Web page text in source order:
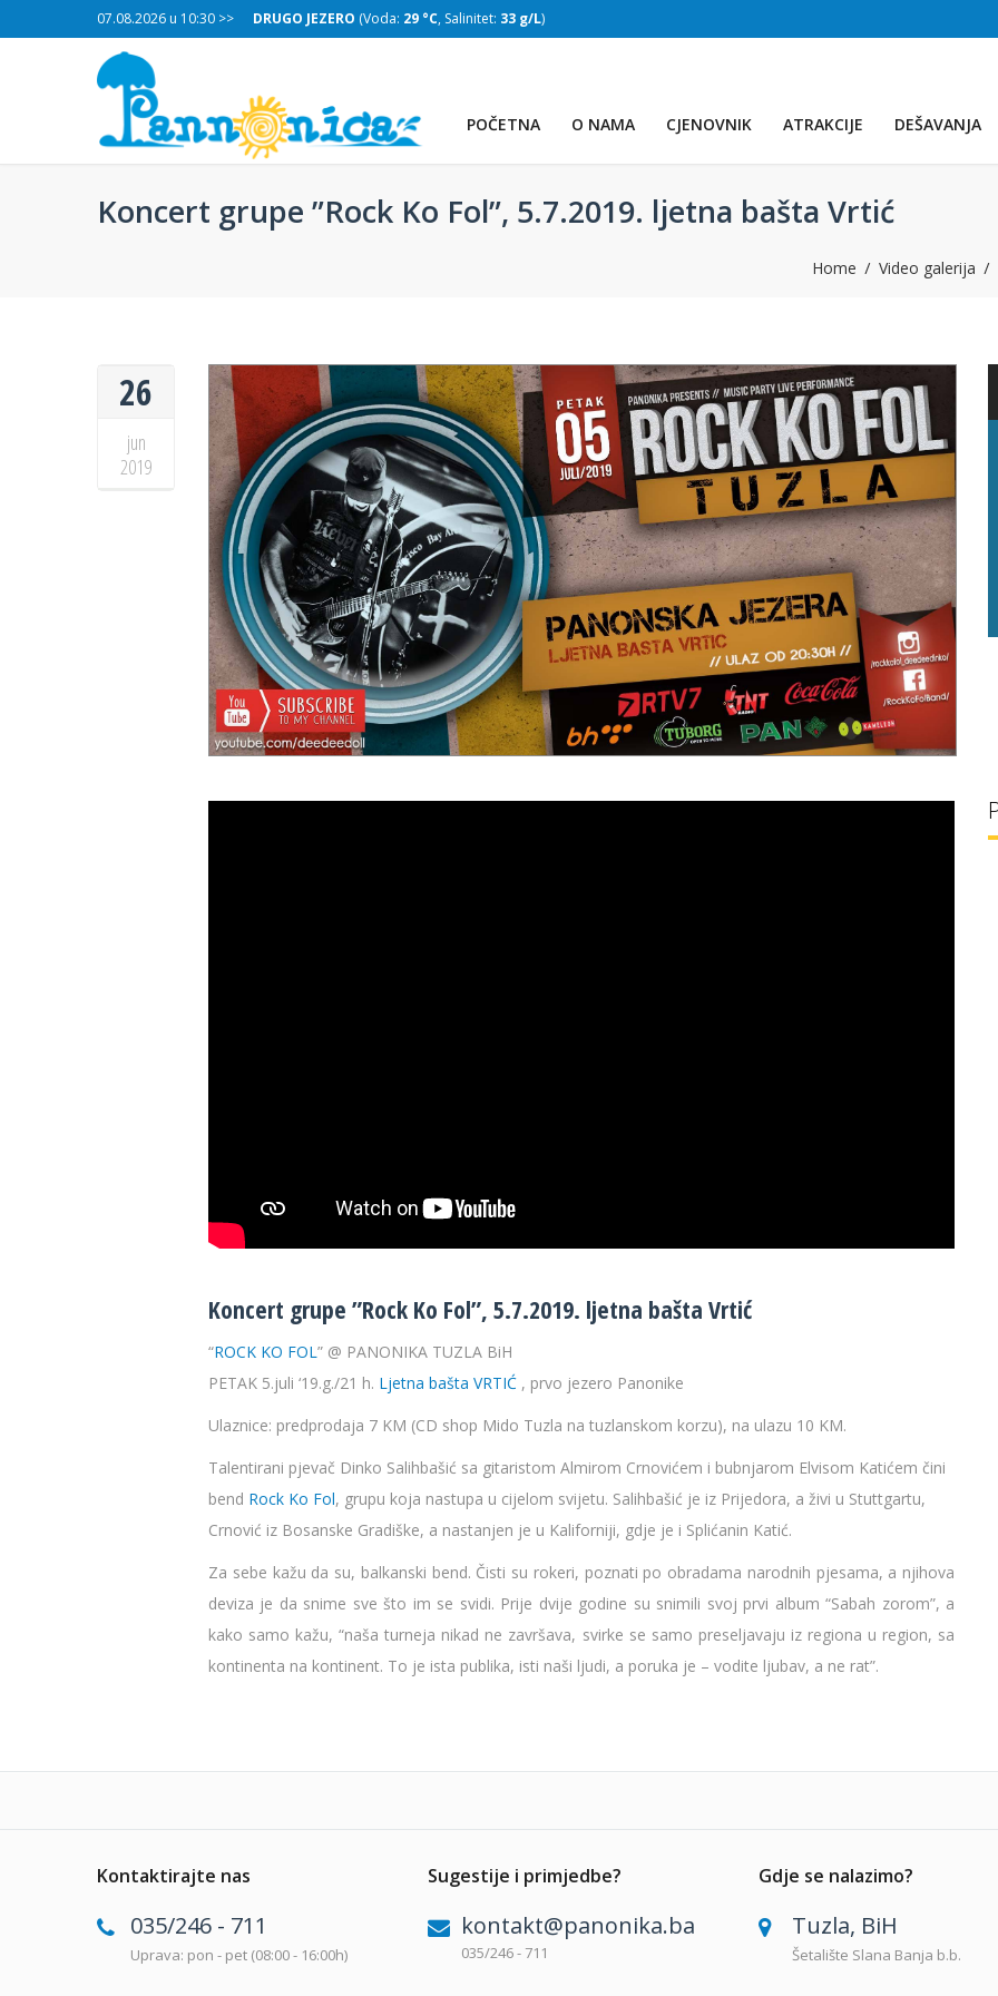
07.08.2026 u 10:30 >>
32 g/L) DRUGO JEZERO (Voda: 29 °C, Salinitet: 33 g/L)
POČETNA O NAMA CJENOVNIK ATRAKCIJE DEŠAVANJA
Koncert grupe ”Rock Ko Fol”, 5.7.2019. ljetna bašta Vrtić
Home Video galerija
26
jun
2019
Koncert grupe ”Rock Ko Fol”, 5.7.2019. ljetna bašta Vrtić
“ROCK KO FOL” @ PANONIKA TUZLA BiH
PETAK 5.juli ‘19.g./21 h. Ljetna bašta VRTIĆ , prvo jezero Panonike
Ulaznice: predprodaja 7 KM (CD shop Mido Tuzla na tuzlanskom korzu), na ulazu 10 KM.
Talentirani pjevač Dinko Salihbašić sa gitaristom Almirom Crnovićem i bubnjarom Elvisom Katićem čini
bend Rock Ko Fol, grupu koja nastupa u cijelom svijetu. Salihbašić je iz Prijedora, a živi u Stuttgartu,
Crnović iz Bosanske Gradiške, a nastanjen je u Kaliforniji, gdje je i Splićanin Katić.
Za sebe kažu da su, balkanski bend. Čisti su rokeri, poznati po obradama narodnih pjesama, a njihova
deviza je da snime sve što im se svidi. Prije dvije godine su snimili svoj prvi album “Sabah zorom”, a
kako samo kažu, “naša turneja nikad ne završava, svirke se samo preseljavaju iz regiona u region, sa
kontinenta na kontinent. To je ista publika, isti naši ljudi, a poruka je – vodite ljubav, a ne rat”.
TREĆE JEZERO
29 °C 32 g/l
PRVO JEZERO
29 °C 32 g/l
Kontaktirajte nas
035/246 - 711
Uprava: pon - pet (08:00 - 16:00h)
Sugestije i primjedbe?
kontakt@panonika.ba
035/246 - 711
Gdje se nalazimo?
Tuzla, BiH
Šetalište Slana Banja b.b.